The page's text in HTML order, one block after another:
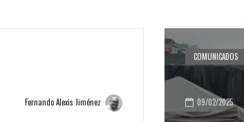
Fernando Alexis Jiménez
COMUNICADOS
09/02/2025